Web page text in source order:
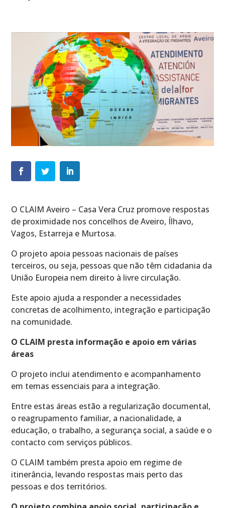
O CLAIM Aveiro – Casa Vera Cruz promove respostas
de proximidade nos concelhos de Aveiro, Ílhavo,
Vagos, Estarreja e Murtosa.
O projeto apoia pessoas nacionais de países
terceiros, ou seja, pessoas que não têm cidadania da
União Europeia nem direito à livre circulação.
Este apoio ajuda a responder a necessidades
concretas de acolhimento, integração e participação
na comunidade.
O CLAIM presta informação e apoio em várias
áreas
O projeto inclui atendimento e acompanhamento
em temas essenciais para a integração.
Entre estas áreas estão a regularização documental,
o reagrupamento familiar, a nacionalidade, a
educação, o trabalho, a segurança social, a saúde e o
contacto com serviços públicos.
O CLAIM também presta apoio em regime de
itinerância, levando respostas mais perto das
pessoas e dos territórios.